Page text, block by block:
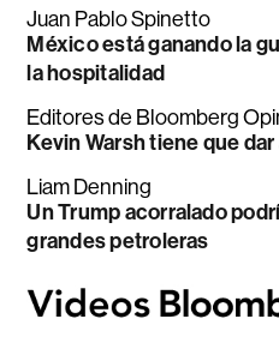
Juan Pablo Spinetto
México está ganando la
la hospitalidad
Editores de Bloomberg
Kevin Warsh tiene que
Liam Denning
Un Trump acorralado
grandes petroleras